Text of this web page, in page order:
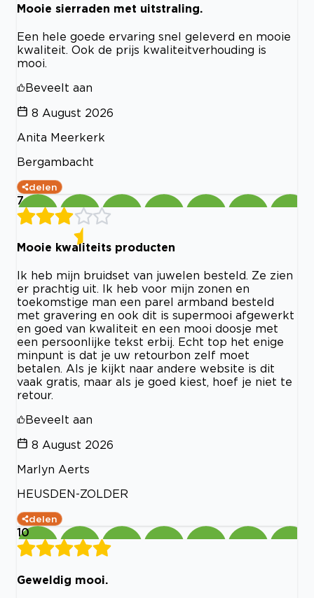
Mooie sierraden met uitstraling.
Een hele goede ervaring snel geleverd en mooie
kwaliteit. Ook de prijs kwaliteitverhouding is
mooi.
Beveelt aan
8 August 2026
Anita Meerkerk
Bergambacht
delen
7
Mooie kwaliteits producten
Ik heb mijn bruidset van juwelen besteld. Ze zien
er prachtig uit. Ik heb voor mijn zonen en
toekomstige man een parel armband besteld
met gravering en ook dit is supermooi afgewerkt
en goed van kwaliteit en een mooi doosje met
een persoonlijke tekst erbij. Echt top het enige
minpunt is dat je uw retourbon zelf moet
betalen. Als je kijkt naar andere website is dit
vaak gratis, maar als je goed kiest, hoef je niet te
retour.
Beveelt aan
8 August 2026
Marlyn Aerts
HEUSDEN-ZOLDER
delen
10
Geweldig mooi.